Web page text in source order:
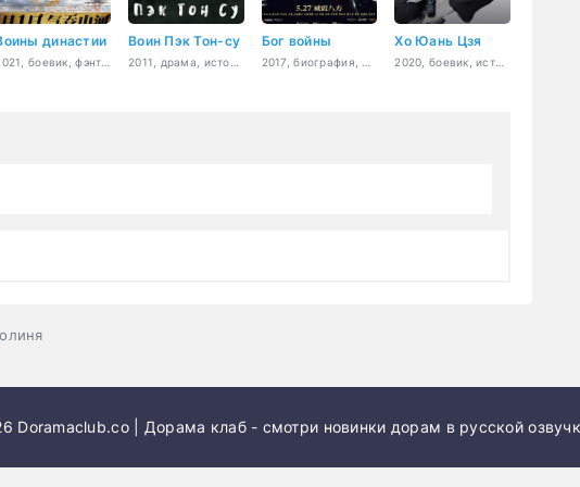
династии Воин Пэк Тон-су Бог войны Хо Юань Цзя
Doramaclub.co | Дорама клаб - смотри новинки дорам в русской